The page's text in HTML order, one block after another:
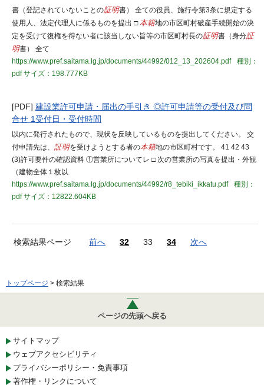
書（登記されていないことの証明書） 全ての役員、施行令第3条に規定する
使用人、法定代理人に係るものを提出 □本籍地の市区町村破産手続開始の決
定を受けて復権を得ない者に該当しない旨等の市区町村長の証明書（身分証
明書） 全て
https://www.pref.saitama.lg.jp/documents/44992/012_13_202604.pdf
種別：
pdfサイズ：198.777KB
[PDF] 建設業許可申請・届出の手引き ◎許可申請等の受付及び問
合せ 1受付日・受付時間
以内に発行されたもので、現状を反映しているものを提出してください。 交
付申請先は、 証明を受けようとする者の本籍地の市区町村です。 41 42 43
(3)許可要件の確認資料 ①営業所についてレ □ 次の営業所の写真を提出・外観
（建物全体１枚以
https://www.pref.saitama.lg.jp/documents/44992/r8_tebiki_ikkatu.pdf
種別：
pdfサイズ：12822.604KB
検索結果ページ 前へ 32 33 34 次へ
トップページ > 検索結果
ページの先頭へ戻る
サイトマップ
ウェブアクセシビリティ
プライバシーポリシー・免責事項
著作権・リンクについて